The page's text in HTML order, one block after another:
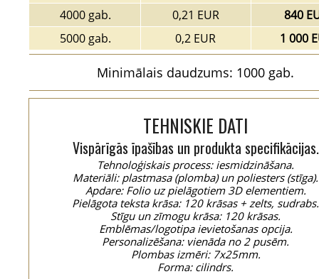
4000 gab.
0,21 EUR
840
5000 gab.
0,2 EUR 1 000
Minimālais daudzums: 1000 gab.
TEHNISKIE DATI
Vispārīgās īpašības un produkta specifikācijas.
Tehnoloģiskais process: iesmidzināšana.
Materiāli: plastmasa (plomba) un poliesters (stīga).
Apdare: Folio uz pielāgotiem 3D elementiem.
Pielāgota teksta krāsa: 120 krāsas + zelts, sudrabs.
Stīgu un zīmogu krāsa: 120 krāsas.
Emblēmas/logotipa ievietošanas opcija.
Personalizēšana: vienāda no 2 pusēm.
Plombas izmēri: 7x25mm.
Forma: cilindrs.